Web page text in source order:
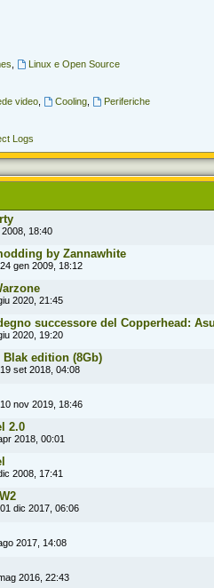
Linux e Open Source
video, Cooling, Periferiche
Logs
18:40
by Zannawhite
gen 2009, 18:12
2020, 21:45
successore del Copperhead:
2020, 19:20
Blak edition (8Gb)
set 2018, 04:08
nov 2019, 18:46
2.0
2018, 00:01
2008, 17:41
dic 2017, 06:06
2017, 14:08
2016, 22:43